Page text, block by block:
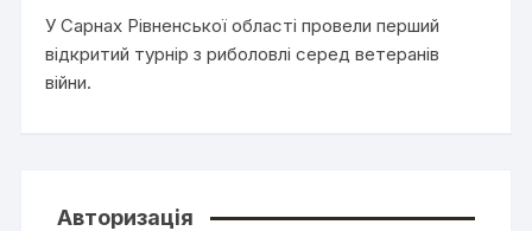
У Сарнах Рівненської області провели перший
відкритий турнір з риболовлі серед ветеранів
війни.
Авторизація